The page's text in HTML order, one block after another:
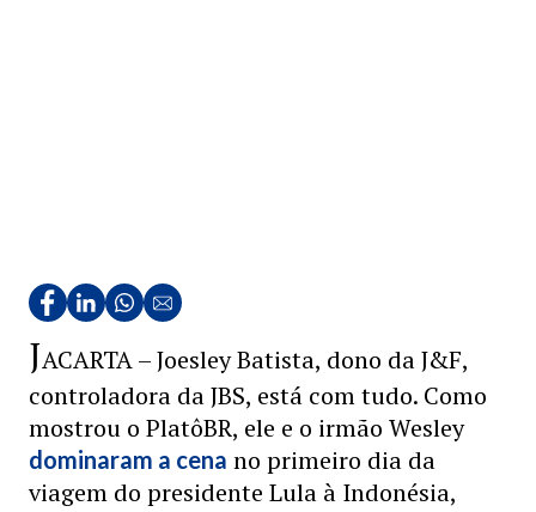
JACARTA – Joesley Batista, dono da J&F,
controladora da JBS, está com tudo. Como
mostrou o PlatôBR, ele e o irmão Wesley
dominaram a cena no primeiro dia da
viagem do presidente Lula à Indonésia,